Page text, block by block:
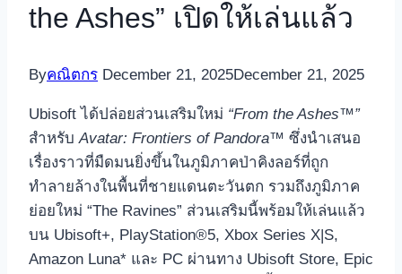
the Ashes” เปิดให้เล่นแล้ว
Byคณิตกร December 21, 2025December 21, 2025
Ubisoft ได้ปล่อยส่วนเสริมใหม่ “From the Ashes™”
สำหรับAvatar: Frontiers of Pandora™ ซึ่งนำเสนอ
เรื่องราวที่มืดมนยิ่งขึ้นในภูมิภาคป่าคิงลอร์ที่ถูก
ทำลายล้างในพื้นที่ชายแดนตะวันตก รวมถึงภูมิภาค
ย่อยใหม่ “The Ravines” ส่วนเสริมนี้พร้อมให้เล่นแล้ว
บน Ubisoft+, PlayStation®5, Xbox Series X|S,
Amazon Luna* และ PC ผ่านทาง Ubisoft Store, Epic